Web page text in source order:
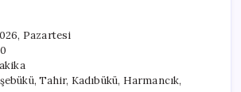
Pazartesi
Tahir, Kadıbükü, Harmancık,